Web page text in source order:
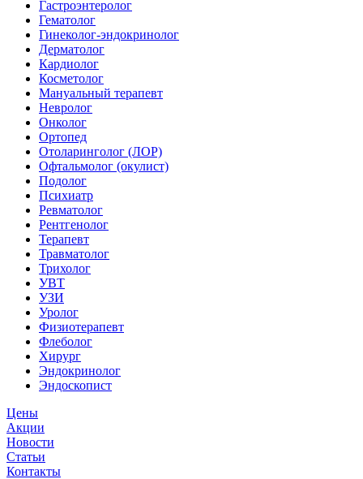
Гастроэнтеролог
Гематолог
Гинеколог-эндокринолог
Дерматолог
Кардиолог
Косметолог
Мануальный терапевт
Невролог
Онколог
Ортопед
Отоларинголог (ЛОР)
Офтальмолог (окулист)
Подолог
Психиатр
Ревматолог
Рентгенолог
Терапевт
Травматолог
Трихолог
УВТ
УЗИ
Уролог
Физиотерапевт
Флеболог
Хирург
Эндокринолог
Эндоскопист
Цены
Акции
Новости
Статьи
Контакты